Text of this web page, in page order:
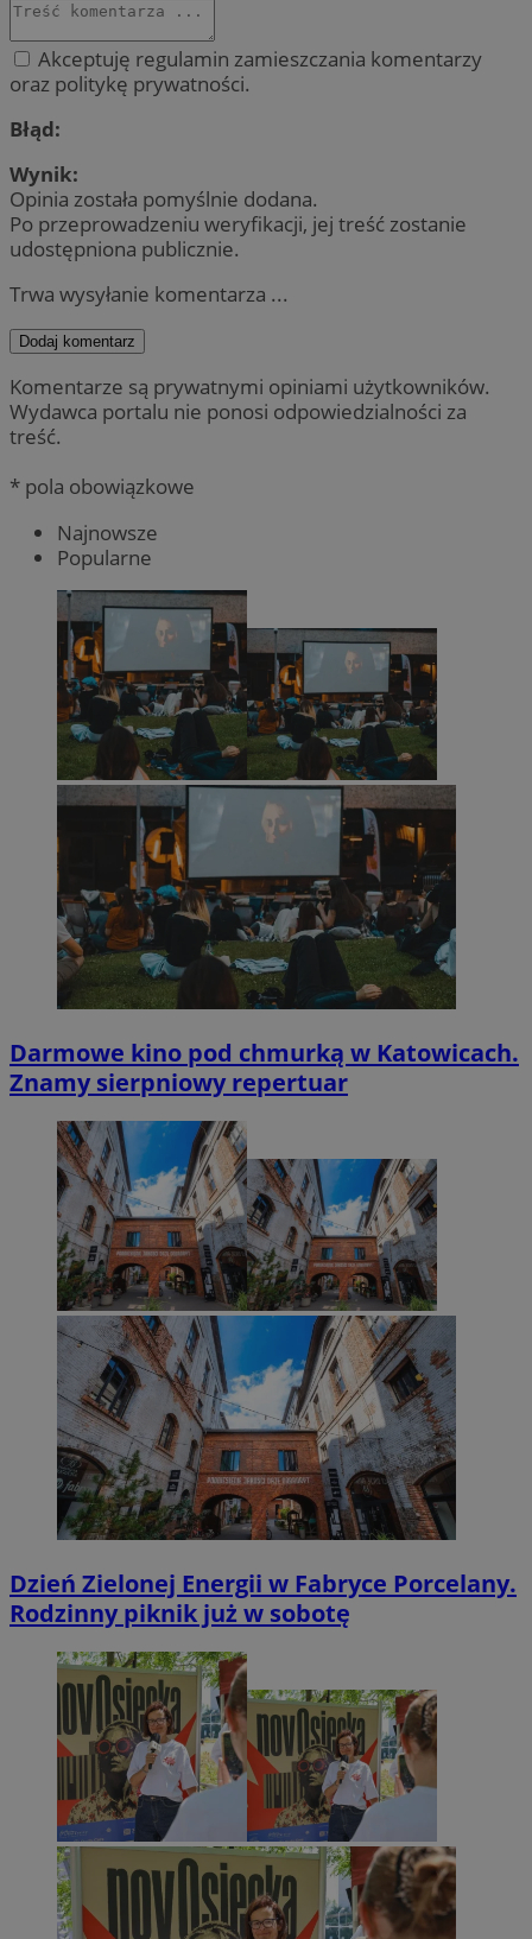
Akceptuję regulamin zamieszczania komentarzy
oraz politykę prywatności.
Błąd:
Wynik:
Opinia została pomyślnie dodana.
Po przeprowadzeniu weryfikacji, jej treść zostanie
udostępniona publicznie.
Trwa wysyłanie komentarza ...
Dodaj komentarz
Komentarze są prywatnymi opiniami użytkowników.
Wydawca portalu nie ponosi odpowiedzialności za
treść.
* pola obowiązkowe
Najnowsze
Popularne
Darmowe kino pod chmurką w Katowicach.
Znamy sierpniowy repertuar
Dzień Zielonej Energii w Fabryce Porcelany.
Rodzinny piknik już w sobotę